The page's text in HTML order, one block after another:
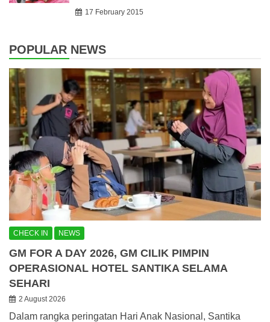
17 February 2015
POPULAR NEWS
CHECK IN NEWS
GM FOR A DAY 2026, GM CILIK PIMPIN
OPERASIONAL HOTEL SANTIKA SELAMA
SEHARI
2 August 2026
Dalam rangka peringatan Hari Anak Nasional, Santika